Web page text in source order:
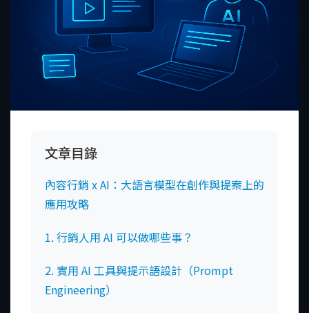
文章目錄
內容行銷 x AI：大語言模型在創作與提案上的
應用攻略
1. 行銷人用 AI 可以做哪些事？
2. 實用 AI 工具與提示語設計（Prompt
Engineering）